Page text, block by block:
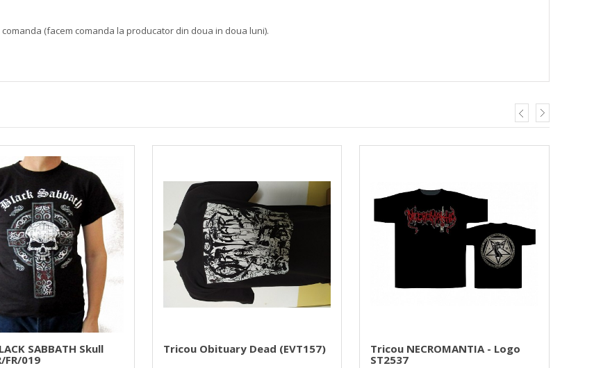
(facem comanda la producator din doua in doua luni).
SABBATH Skull
FR/019
Tricou Obituary Dead (EVT157)
Tricou NECROMANTIA - Logo
ST2537